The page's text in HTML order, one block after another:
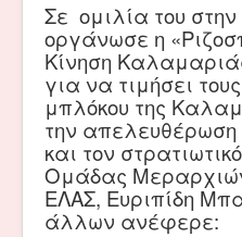
Σε ομιλία του
οργάνωσε η
Κίνηση
για να τιμήσει
μπλόκου της
την απελευθέρωση
και τον
Ομάδας
ΕΛΑΣ, Ευριπίδη
άλλων ανέφερε: